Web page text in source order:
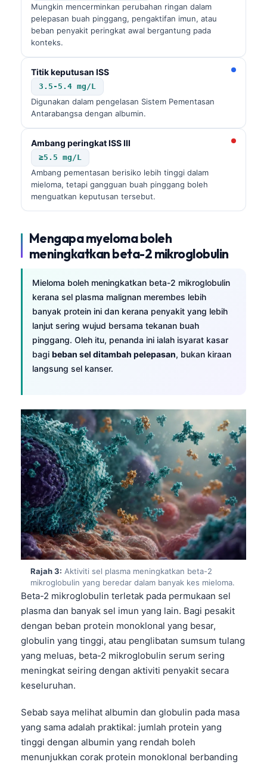
Mungkin mencerminkan perubahan ringan dalam
pelepasan buah pinggang, pengaktifan imun, atau
beban penyakit peringkat awal bergantung pada
konteks.
Titik keputusan ISS
3.5-5.4 mg/L
Digunakan dalam pengelasan Sistem Pementasan
Antarabangsa dengan albumin.
Ambang peringkat ISS III
≥5.5 mg/L
Ambang pementasan berisiko lebih tinggi dalam
mieloma, tetapi gangguan buah pinggang boleh
menguatkan keputusan tersebut.
Mengapa myeloma boleh
meningkatkan beta-2 mikroglobulin
Mieloma boleh meningkatkan beta-2 mikroglobulin
kerana sel plasma malignan merembes lebih
banyak protein ini dan kerana penyakit yang lebih
lanjut sering wujud bersama tekanan buah
pinggang. Oleh itu, penanda ini ialah isyarat kasar
bagi beban sel ditambah pelepasan, bukan kiraan
langsung sel kanser.
Rajah 3: Aktiviti sel plasma meningkatkan beta-2
mikroglobulin yang beredar dalam banyak kes mieloma.
Beta-2 mikroglobulin terletak pada permukaan sel
plasma dan banyak sel imun yang lain. Bagi pesakit
dengan beban protein monoklonal yang besar,
globulin yang tinggi, atau penglibatan sumsum tulang
yang meluas, beta-2 mikroglobulin serum sering
meningkat seiring dengan aktiviti penyakit secara
keseluruhan.
Sebab saya melihat albumin dan globulin pada masa
yang sama adalah praktikal: jumlah protein yang
tinggi dengan albumin yang rendah boleh
menunjukkan corak protein monoklonal berbanding